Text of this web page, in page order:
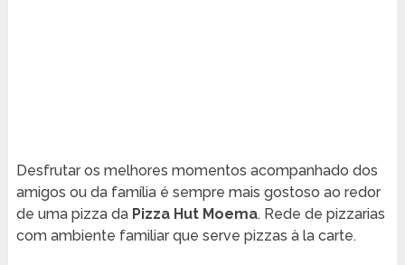
Desfrutar os melhores momentos acompanhado dos
amigos ou da família é sempre mais gostoso ao redor
de uma pizza da Pizza Hut Moema. Rede de pizzarias
com ambiente familiar que serve pizzas à la carte.